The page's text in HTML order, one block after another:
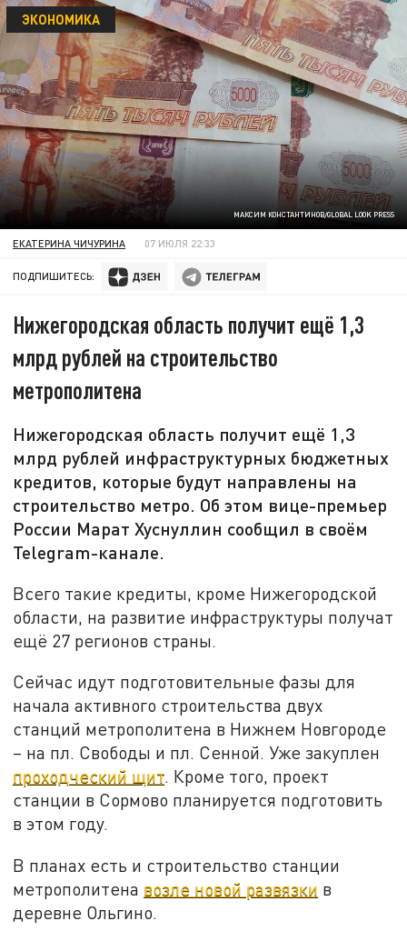
МАКСИМ КОНСТАНТИНОВ/GLOBAL LOOK PRESS
ЭКОНОМИКА
ЕКАТЕРИНА ЧИЧУРИНА 07 ИЮЛЯ 22:33
ПОДПИШИТЕСЬ:
Нижегородская область получит ещё 1,3
млрд рублей на строительство
метрополитена
Нижегородская область получит ещё 1,3
млрд рублей инфраструктурных бюджетных
кредитов, которые будут направлены на
строительство метро. Об этом вице-премьер
России Марат Хуснуллин сообщил в своём
Telegram-канале.
Всего такие кредиты, кроме Нижегородской
области, на развитие инфраструктуры получат
ещё 27 регионов страны.
Сейчас идут подготовительные фазы для
начала активного строительства двух
станций метрополитена в Нижнем Новгороде
– на пл. Свободы и пл. Сенной. Уже закуплен
проходческий щит. Кроме того, проект
станции в Сормово планируется подготовить
в этом году.
В планах есть и строительство станции
метрополитена возле новой развязки в
деревне Ольгино.